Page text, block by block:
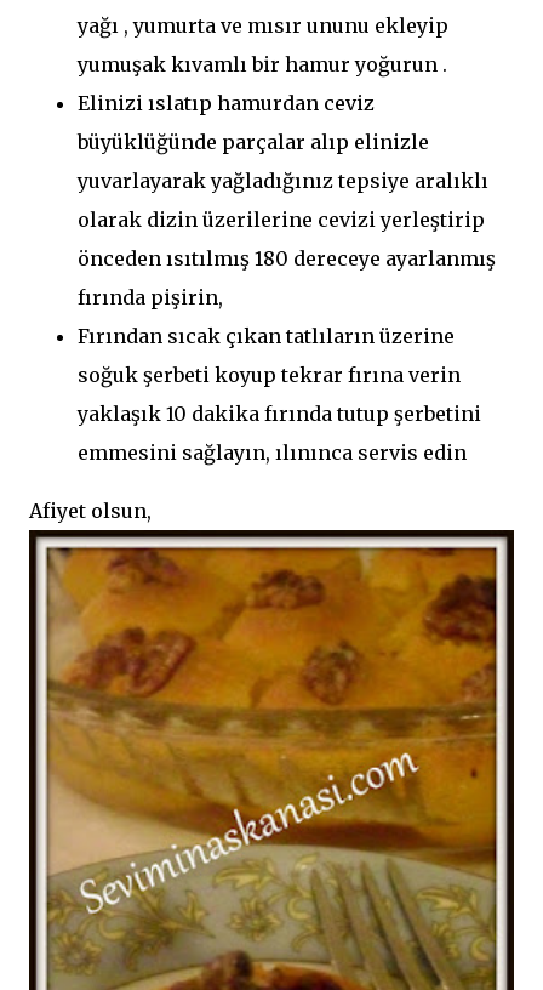
yağı , yumurta ve mısır ununu ekleyip
yumuşak kıvamlı bir hamur yoğurun .
Elinizi ıslatıp hamurdan ceviz
büyüklüğünde parçalar alıp elinizle
yuvarlayarak yağladığınız tepsiye aralıklı
olarak dizin üzerilerine cevizi yerleştirip
önceden ısıtılmış 180 dereceye ayarlanmış
fırında pişirin,
Fırından sıcak çıkan tatlıların üzerine
soğuk şerbeti koyup tekrar fırına verin
yaklaşık 10 dakika fırında tutup şerbetini
emmesini sağlayın, ılınınca servis edin
Afiyet olsun,